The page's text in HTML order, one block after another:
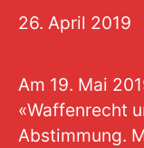
26. April 2019
Am 19. Mai
«Waffenrecht
Abstimmung.